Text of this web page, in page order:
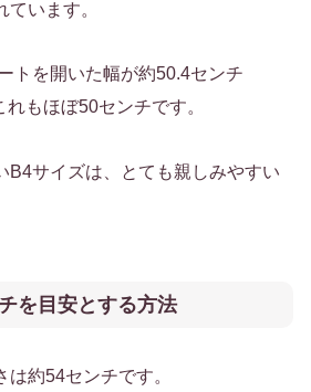
います。
トを開いた幅が約50.4センチ
れもほぼ50センチです。
B4サイズは、とても親しみやすい
を目安とする方法
約54センチです。